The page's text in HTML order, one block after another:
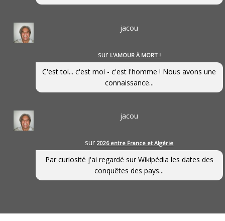
jacou
sur L’AMOUR À MORT !
C'est toi... c'est moi - c'est l'homme ! Nous avons une
connaissance...
jacou
sur2026 entre France et Algérie
Par curiosité j'ai regardé sur Wikipédia les dates des
conquêtes des pays...